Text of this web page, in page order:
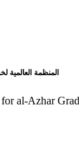
المنظمة العالمية
al-Azhar